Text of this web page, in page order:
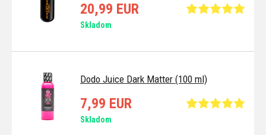
20,99 EUR
Skladom
Dodo Juice Dark Matter (100 ml)
7,99 EUR
Skladom